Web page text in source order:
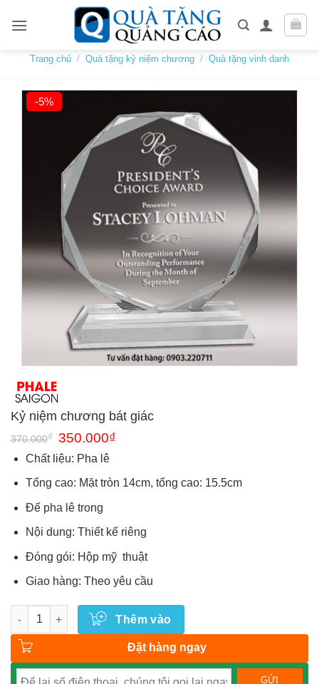
Trang chủ / Quà tặng kỷ niệm chương / Quà tặng vinh danh
-5%
Kỷ niệm chương bát giác
370.000₫
Giá
gốc
là:
370.000₫.
350.000₫
Chất liệu: Pha lê
Tổng cao: Mặt tròn 14cm, tổng cao: 15.5cm
Đế pha lê trong
Nội dung: Thiết kế riêng
Đóng gói: Hộp mỹ thuật
Giao hàng: Theo yêu cầu
Số lượng
Thêm vào
Đặt hàng ngay